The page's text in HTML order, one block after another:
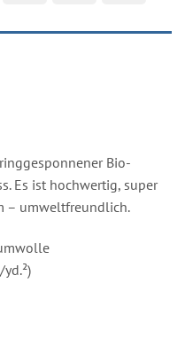
Bio-
Es ist hochwertig, super
– umweltfreundlich.